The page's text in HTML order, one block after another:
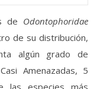
de Odontophoridae
de su distribución,
algún grado de
Amenazadas, 5
las especies más